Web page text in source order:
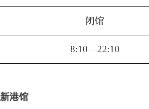
闭馆
8:10—22:10
新港馆